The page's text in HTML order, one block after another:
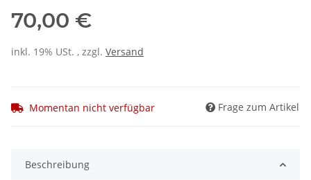
70,00 €
inkl. 19% USt. , zzgl. Versand
Momentan nicht verfügbar Frage zum Artikel
Beschreibung